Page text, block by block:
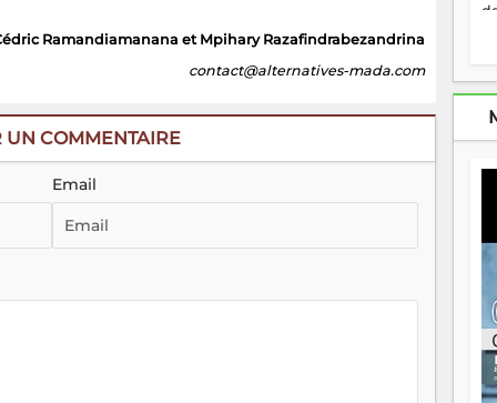
Ramandiamanana et Mpihary Razafindrabezandrina
contact@alternatives-mada.com
UN COMMENTAIRE
Email